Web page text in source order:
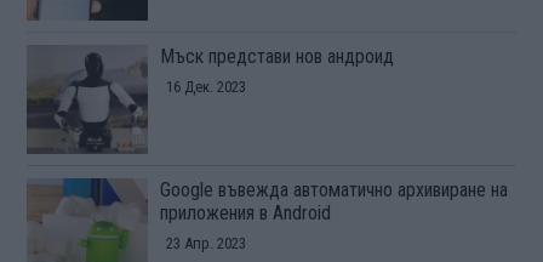
Мъск представи нов андроид
16 Дек. 2023
Google въвежда автоматично архивиране на
приложения в Android
23 Апр. 2023